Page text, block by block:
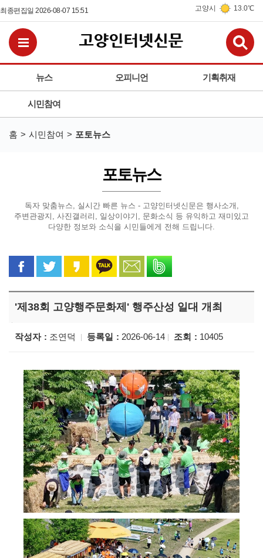
최종편집일 2026-08-07 15:51 고양시 13.0℃
뉴스 오피니언 기획취재
시민참여
전체메뉴보기
홈 시민참여 포토뉴스
포토뉴스
독자 맞춤뉴스, 실시간 빠른 뉴스 - 고양인터넷신문은 행사소개,
주변관광지, 사진갤러리, 일상이야기, 문화소식 등 유익하고 재미있고
다양한 정보와 소식을 시민들에게 전해 드립니다.
페이스북으로 공유
트위터로 공유카카오 스토리로 공유
카카오톡으로 공유
문자로 공유
'제38회 고양행주문화제' 행주산성 일대 개최
작성자 조연덕 등록일 2026-06-14 조회 10405